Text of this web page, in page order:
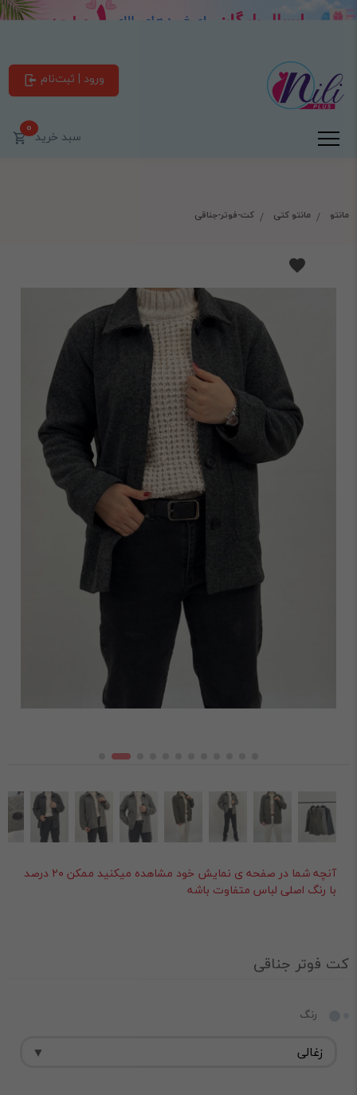
ورود | ثبت‌نام
سبد خرید0
مانتو مانتو کتی کت-فوتر-جناقی
آنچه شما در صفحه ی نمایش خود مشاهده میکنید ممکن ۲۰ درصد
با رنگ اصلی لباس متفاوت باشه
کت فوتر جناقی
رنگ